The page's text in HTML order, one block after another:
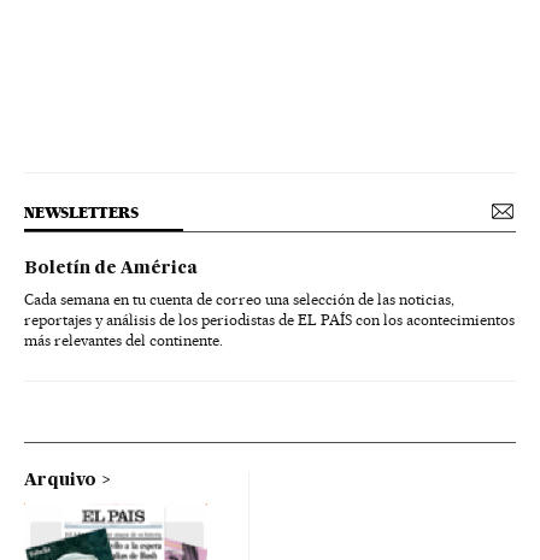
NEWSLETTERS
Boletín de América
Cada semana en tu cuenta de correo una selección de las noticias,
reportajes y análisis de los periodistas de EL PAÍS con los acontecimientos
más relevantes del continente.
Arquivo